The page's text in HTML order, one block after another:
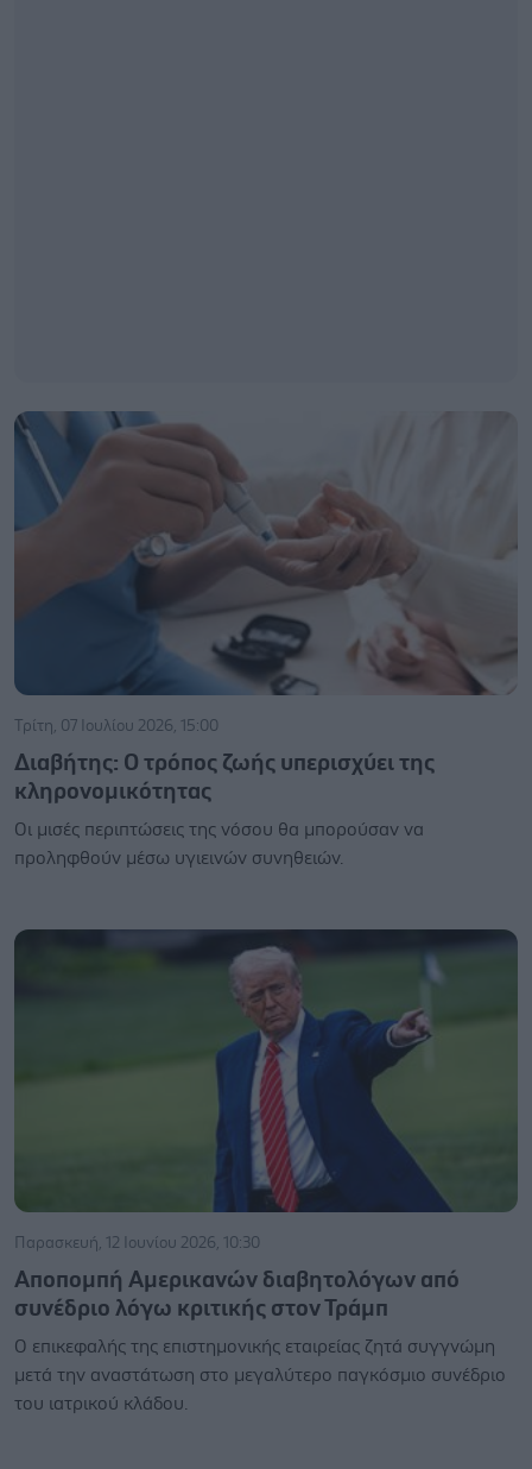
Τρίτη, 07 Ιουλίου 2026, 15:00
Διαβήτης: Ο τρόπος ζωής υπερισχύει της
κληρονομικότητας
Οι μισές περιπτώσεις της νόσου θα μπορούσαν να
προληφθούν μέσω υγιεινών συνηθειών.
Παρασκευή, 12 Ιουνίου 2026, 10:30
Αποπομπή Αμερικανών διαβητολόγων από
συνέδριο λόγω κριτικής στον Τράμπ
Ο επικεφαλής της επιστημονικής εταιρείας ζητά συγγνώμη
μετά την αναστάτωση στο μεγαλύτερο παγκόσμιο συνέδριο
του ιατρικού κλάδου.